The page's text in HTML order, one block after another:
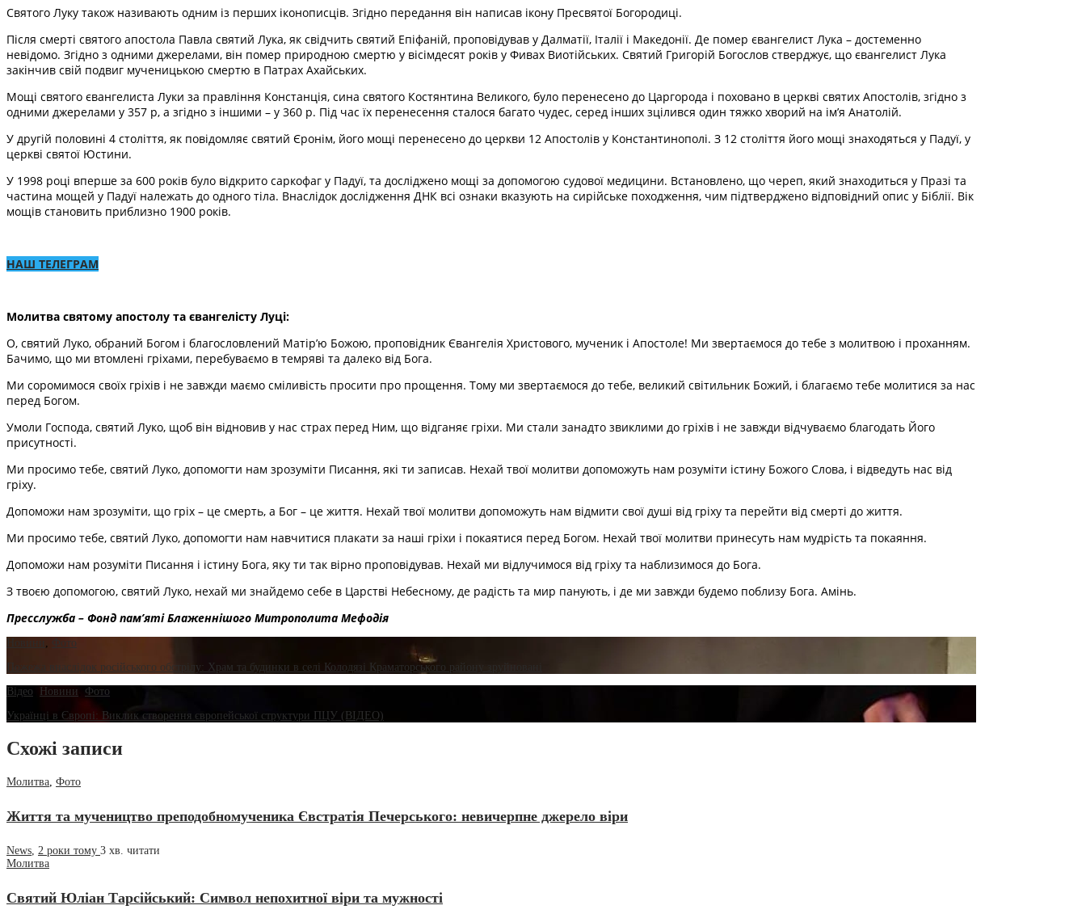
Святого Луку також називають одним із перших іконописців. Згідно передання він написав ікону Пресвятої Богородиці.
Після смерті святого апостола Павла святий Лука, як свідчить святий Епіфаній, проповідував у Далматії, Італії і Македонії. Де помер євангелист Лука – достеменно
невідомо. Згідно з одними джерелами, він помер природною смертю у вісімдесят років у Фивах Виотійських. Святий Григорій Богослов стверджує, що євангелист Лука
закінчив свій подвиг мученицькою смертю в Патрах Ахайських.
Мощі святого євангелиста Луки за правління Констанція, сина святого Костянтина Великого, було перенесено до Царгорода і поховано в церкві святих Апостолів, згідно з
одними джерелами у 357 р, а згідно з іншими – у 360 р. Під час їх перенесення сталося багато чудес, серед інших зцілився один тяжко хворий на ім’я Анатолій.
У другій половині 4 століття, як повідомляє святий Єронім, його мощі перенесено до церкви 12 Апостолів у Константинополі. З 12 століття його мощі знаходяться у Падуї, у
церкві святої Юстини.
У 1998 році вперше за 600 років було відкрито саркофаг у Падуї, та досліджено мощі за допомогою судової медицини. Встановлено, що череп, який знаходиться у Празі та
частина мощей у Падуї належать до одного тіла. Внаслідок дослідження ДНК всі ознаки вказують на сирійське походження, чим підтверджено відповідний опис у Біблії. Вік
мощів становить приблизно 1900 років.
НАШ ТЕЛЕГРАМ
Молитва святому апостолу та євангелісту Луці:
О, святий Луко, обраний Богом і благословлений Матір’ю Божою, проповідник Євангелія Христового, мученик і Апостоле! Ми звертаємося до тебе з молитвою і проханням.
Бачимо, що ми втомлені гріхами, перебуваємо в темряві та далеко від Бога.
Ми соромимося своїх гріхів і не завжди маємо сміливість просити про прощення. Тому ми звертаємося до тебе, великий світильник Божий, і благаємо тебе молитися за нас
перед Богом.
Умоли Господа, святий Луко, щоб він відновив у нас страх перед Ним, що відганяє гріхи. Ми стали занадто звиклими до гріхів і не завжди відчуваємо благодать Його
присутності.
Ми просимо тебе, святий Луко, допомогти нам зрозуміти Писання, які ти записав. Нехай твої молитви допоможуть нам розуміти істину Божого Слова, і відведуть нас від
гріху.
Допоможи нам зрозуміти, що гріх – це смерть, а Бог – це життя. Нехай твої молитви допоможуть нам відмити свої душі від гріху та перейти від смерті до життя.
Ми просимо тебе, святий Луко, допомогти нам навчитися плакати за наші гріхи і покаятися перед Богом. Нехай твої молитви принесуть нам мудрість та покаяння.
Допоможи нам розуміти Писання і істину Бога, яку ти так вірно проповідував. Нехай ми відлучимося від гріху та наблизимося до Бога.
З твоєю допомогою, святий Луко, нехай ми знайдемо себе в Царстві Небесному, де радість та мир панують, і де ми завжди будемо поблизу Бога. Амінь.
Пресслужба – Фонд пам’яті Блаженнішого Митрополита Мефодія
Фото
Пожежа внаслідок російського обстрілу: Храм та будинки в селі Колодязі Краматорського району зруйновані
Відео
Новини
Фото
Українці в Європі: Виклик створення європейської структури ПЦУ (ВІДЕО)
Схожі записи
Молитва, Фото
Життя та мучеництво преподобномученика Євстратія Печерського: невичерпне джерело віри
News, 2 роки тому 3 хв. читати
Молитва
Святий Юліан Тарсійський: Символ непохитної віри та мужності